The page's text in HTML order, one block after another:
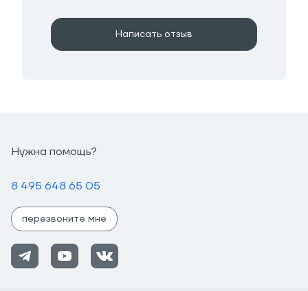
Написать отзыв
Нужна помощь?
8 495 648 65 05
перезвоните мне